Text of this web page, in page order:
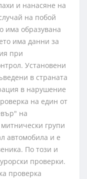
и нанасяне на
на побой
има образувана
има данни за
при
Установени
в страната
в нарушение
на един от
на
групи
автомобила и е
По този и
проверки.
проверка